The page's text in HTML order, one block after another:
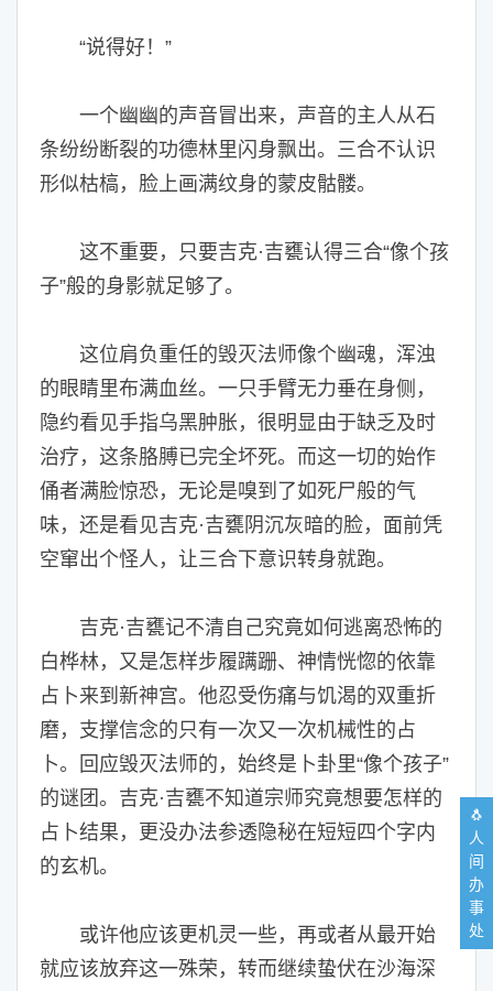
“说得好！”
一个幽幽的声音冒出来，声音的主人从石
条纷纷断裂的功德林里闪身飘出。三合不认识
形似枯槁，脸上画满纹身的蒙皮骷髅。
这不重要，只要吉克·吉甕认得三合“像个孩
子”般的身影就足够了。
这位肩负重任的毁灭法师像个幽魂，浑浊
的眼睛里布满血丝。一只手臂无力垂在身侧，
隐约看见手指乌黑肿胀，很明显由于缺乏及时
治疗，这条胳膊已完全坏死。而这一切的始作
俑者满脸惊恐，无论是嗅到了如死尸般的气
味，还是看见吉克·吉甕阴沉灰暗的脸，面前凭
空窜出个怪人，让三合下意识转身就跑。
吉克·吉甕记不清自己究竟如何逃离恐怖的
白桦林，又是怎样步履蹒跚、神情恍惚的依靠
占卜来到新神宫。他忍受伤痛与饥渴的双重折
磨，支撑信念的只有一次又一次机械性的占
卜。回应毁灭法师的，始终是卜卦里“像个孩子”
的谜团。吉克·吉甕不知道宗师究竟想要怎样的
占卜结果，更没办法参透隐秘在短短四个字内
的玄机。
或许他应该更机灵一些，再或者从最开始
就应该放弃这一殊荣，转而继续蛰伏在沙海深
🐧
人
间
办
事
处